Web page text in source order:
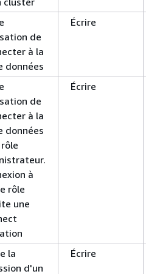
de
à la
données
Écrire
de
à la
données
à
rôle
une
Écrire
la
d'un
Écrire